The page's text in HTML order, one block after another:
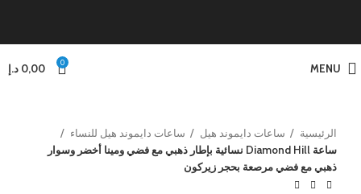
MENU
0
0,00 د.إ
الرئيسية ساعات دايموند هيل
ساعات دايموند هيل للنساء
ساعة Diamond Hill نسائية بإطار ذهبي مع فضي ومينا أخضر وسوار
ذهبي مع فضي مرصعة بحجر زيركون